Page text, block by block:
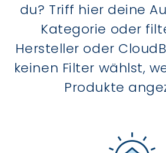
du? Triff hier deine
Kategorie oder
Hersteller oder
keinen Filter wählst,
Produkte